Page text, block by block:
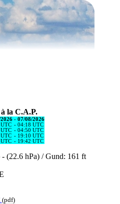
la C.A.P.
- 07/08/2026
- 04:18 UTC
- 04:50 UTC
- 19:10 UTC
- 19:42 UTC
(22.6 hPa) / Gund: 161 ft
(pdf)